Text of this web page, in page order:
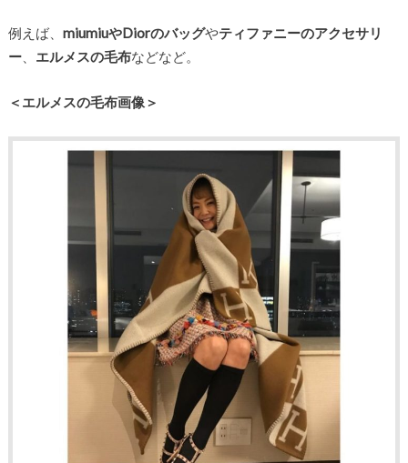
例えば、 miumiuやDiorのバッグやティファニーのアクセサリ
ー、 エルメスの毛布などなど。
＜エルメスの毛布画像＞